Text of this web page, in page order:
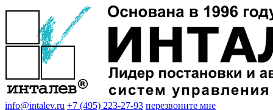
info@intalev.ru +7 (495) 223-27-93 перезвоните мне